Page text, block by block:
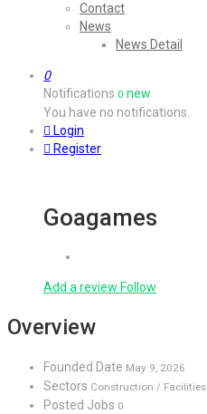
Contact
News
News Detail
0
Notifications 0 new
You have no notifications.
Login
Register
Goagames
Add a review Follow
Overview
Founded Date May 9, 2026
Sectors Construction / Facilities
Posted Jobs 0